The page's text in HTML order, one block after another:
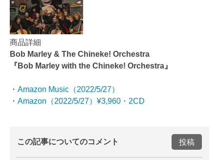
商品詳細
Bob Marley & The Chineke! Orchestra
『Bob Marley with the Chineke! Orchestra』
・ Amazon Music（2022/5/27）
・ Amazon（2022/5/27）¥3,960・2CD
この記事についてのコメント 投稿